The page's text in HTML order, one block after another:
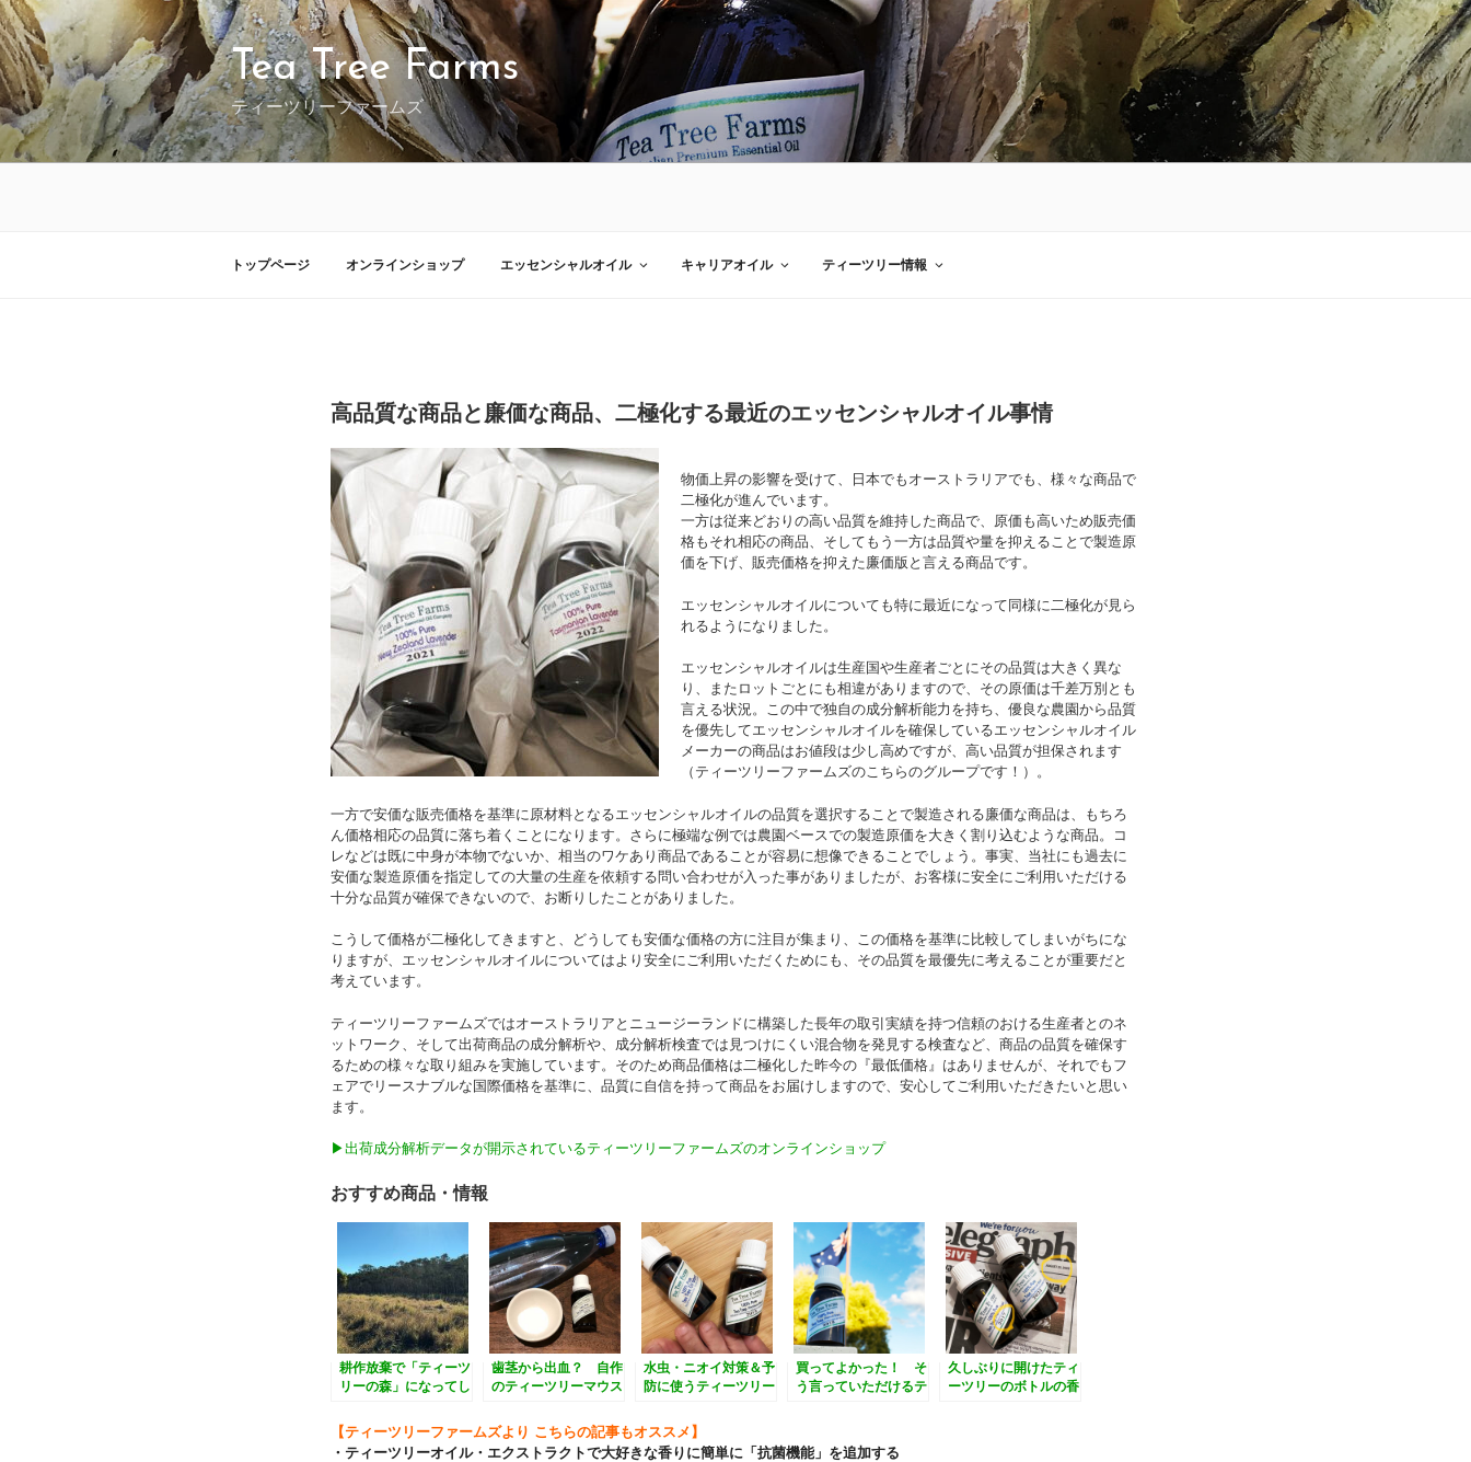
コ
ン
テ
ン
ツ
へ
ス
キ
Tea Tree Farms
ティーツリーファームズ
トップページ オンラインショップ エッセンシャルオイル キャリアオイル ティーツリー情報
稿
日:
高品質な商品と廉価な商品、二極化する最近のエッセンシャルオイル事情
物価上昇の影響を受けて、日本でもオーストラリアでも、様々な商品で
二極化が進んでいます。
一方は従来どおりの高い品質を維持した商品で、原価も高いため販売価
格もそれ相応の商品、そしてもう一方は品質や量を抑えることで製造原
価を下げ、販売価格を抑えた廉価版と言える商品です。
エッセンシャルオイルについても特に最近になって同様に二極化が見ら
れるようになりました。
エッセンシャルオイルは生産国や生産者ごとにその品質は大きく異な
り、またロットごとにも相違がありますので、その原価は千差万別とも
言える状況。この中で独自の成分解析能力を持ち、優良な農園から品質
を優先してエッセンシャルオイルを確保しているエッセンシャルオイル
メーカーの商品はお値段は少し高めですが、高い品質が担保されます
（ティーツリーファームズのこちらのグループです！）。
一方で安価な販売価格を基準に原材料となるエッセンシャルオイルの品質を選択することで製造される廉価な商品は、もちろ
ん価格相応の品質に落ち着くことになります。さらに極端な例では農園ベースでの製造原価を大きく割り込むような商品。コ
レなどは既に中身が本物でないか、相当のワケあり商品であることが容易に想像できることでしょう。事実、当社にも過去に
安価な製造原価を指定しての大量の生産を依頼する問い合わせが入った事がありましたが、お客様に安全にご利用いただける
十分な品質が確保できないので、お断りしたことがありました。
こうして価格が二極化してきますと、どうしても安価な価格の方に注目が集まり、この価格を基準に比較してしまいがちにな
りますが、エッセンシャルオイルについてはより安全にご利用いただくためにも、その品質を最優先に考えることが重要だと
考えています。
ティーツリーファームズではオーストラリアとニュージーランドに構築した長年の取引実績を持つ信頼のおける生産者とのネ
ットワーク、そして出荷商品の成分解析や、成分解析検査では見つけにくい混合物を発見する検査など、商品の品質を確保す
るための様々な取り組みを実施しています。そのため商品価格は二極化した昨今の『最低価格』はありませんが、それでもフ
ェアでリースナブルな国際価格を基準に、品質に自信を持って商品をお届けしますので、安心してご利用いただきたいと思い
ます。
▶出荷成分解析データが開示されているティーツリーファームズのオンラインショップ
おすすめ商品・情報
耕作放棄で「ティーツ
リーの森」になってし
歯茎から出血？ 自作
のティーツリーマウス
水虫・ニオイ対策＆予
防に使うティーツリー
買ってよかった！ そ
う言っていただけるテ
久しぶりに開けたティ
ーツリーのボトルの香
【ティーツリーファームズより こちらの記事もオススメ】
・ティーツリーオイル・エクストラクトで大好きな香りに簡単に「抗菌機能」を追加する